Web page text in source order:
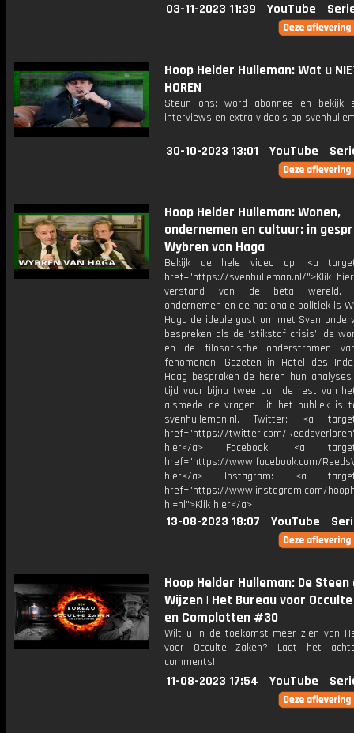
03-11-2023 11:39 YouTube
Hoop Helder Hulleman: Wat u
HOREN
Steun ons: word abonnee en bekijk
interviews en extra video’s op
30-10-2023 13:01 YouTube
Hoop Helder Hulleman: Wonen,
ondernemen en cultuur: in
Wybren van Haga
Bekijk de hele video op: <a
href="https://svenhulleman.nl/">Klik
verstand van de bèta wereld,
ondernemen en de nationale politiek is
Haga de ideale gast om met Sven
bespreken als de ‘stikstof crisis’, de
en de filosofische onderstromen
fenomenen. Gezeten in Hotel des
Haag bespraken de heren hun
tijd voor bijna twee uur, de rest van
alsmede de vragen uit het publiek is
svenhulleman.nl. Twitter: <a
href="https://twitter.com/
hier</a> Facebook: <a
href="https://www.facebook.com/
hier</a> Instagram: <a
href="https://www.instagram.com/
hl=nl">Klik hier</a>
13-08-2023 18:07 YouTube
Hoop Helder Hulleman: De Steen
Wijzen | Het Bureau voor
en Complotten #30
Wilt u in de toekomst meer zien van
voor Occulte Zaken? Laat het
comments!
11-08-2023 17:54 YouTube